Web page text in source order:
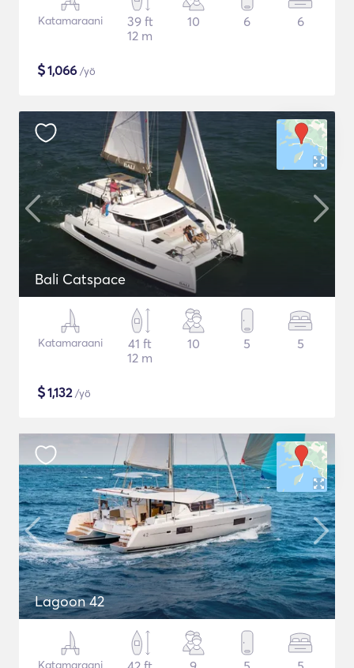
Katamaraani
39 ft
12 m
10 6 6
$1,066 /yö
Bali Catspace
Katamaraani
41 ft
12 m
10 5 5
$1,132/yö
Lagoon 42
Katamaraani